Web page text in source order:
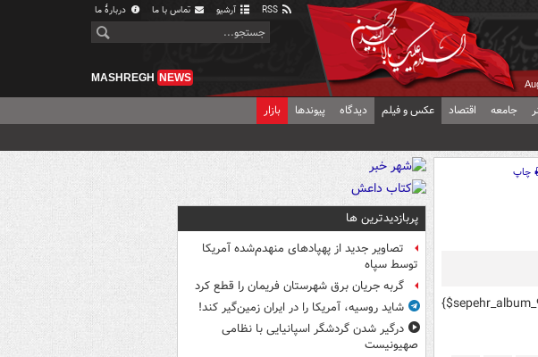
آرشیو تماس با ما دربارهٔ ما
MASHREGH NEWS
جامعه اقتصاد عکس و فیلم دیدگاه پیوندها بازار
چاپ
پربازدیدترین ها
تصاویر جدید از پهپادهای منهدم‌شده آمریکا
توسط سپاه
گربه جریان برق شهرستان فریمان را قطع کرد
شاید روسیه، آمریکا را در ایران زمین‌گیر کند!
درگیر شدن گردشگر اسپانیایی با نظامی
صهیونیست